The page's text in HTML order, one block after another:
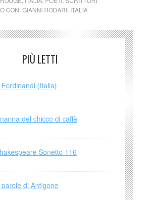
CON:GIANNI RODARI, ITALIA
PIÙ LETTI
(Italia)
del chicco di caffè
Sonetto 116
di Antigone